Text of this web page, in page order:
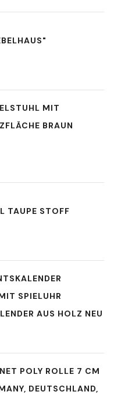
MIT
BRAUN
TAUPE STOFF
A
SPIELUHR W
AUS HOLZ NEU
POLY ROLLE 7 CM
DEUTSCHLAND,